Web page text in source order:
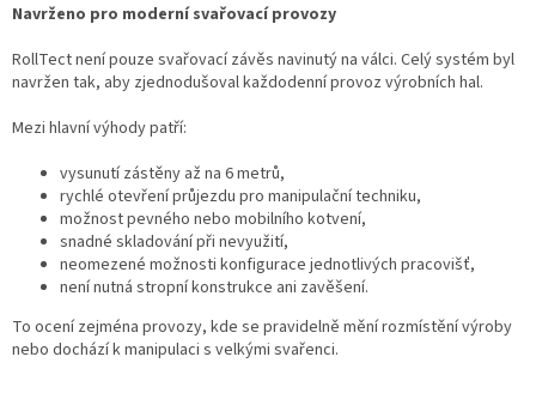
Navrženo pro moderní svařovací provozy
RollTect není pouze svařovací závěs navinutý na válci. Celý systém byl
navržen tak, aby zjednodušoval každodenní provoz výrobních hal.
Mezi hlavní výhody patří:
vysunutí zástěny až na 6 metrů,
rychlé otevření průjezdu pro manipulační techniku,
možnost pevného nebo mobilního kotvení,
snadné skladování při nevyužití,
neomezené možnosti konfigurace jednotlivých pracovišť,
není nutná stropní konstrukce ani zavěšení.
To ocení zejména provozy, kde se pravidelně mění rozmístění výroby
nebo dochází k manipulaci s velkými svařenci.